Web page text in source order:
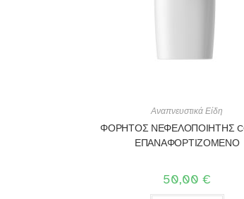
Αναπνευστικά Είδη
ΦΟΡΗΤΟΣ ΝΕΦΕΛΟΠΟΙΗΤΗΣ
ΕΠΑΝΑΦΟΡΤΙΖΟΜΕΝΟ
50,00€